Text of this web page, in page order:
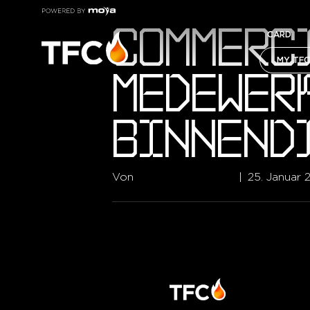
CARD
MY TFC
Von 25. Januar